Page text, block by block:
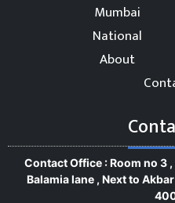
Mumbai
National
About
Contact Office : Room no 3
Balamia lane , Next to